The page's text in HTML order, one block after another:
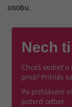
osobu.
Nech
Chceš vedieť
prvá? Prihlás
Po prihlásení
potvrď odber.